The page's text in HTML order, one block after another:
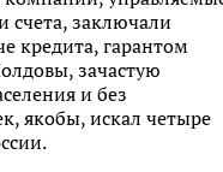
заключали
кредита, гарантом
зачастую
и без
якобы, искал четыре